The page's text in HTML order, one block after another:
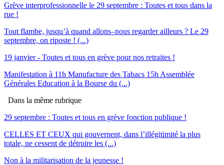
Grève interprofessionnelle le 29 septembre : Toutes et tous dans la
rue !
Tout flambe, jusqu’à quand allons–nous regarder ailleurs ? Le 29
septembre, on riposte ! (...)
19 janvier - Toutes et tous en grève pour nos retraites !
Manifestation à 11h Manufacture des Tabacs 15h Assemblée
Générales Education à la Bourse du (...)
Dans la même rubrique
29 septembre : Toutes et tous en grève fonction publique !
CELLES ET CEUX qui gouvernent, dans l’illégitimité la plus
totale, ne cessent de détruire les (...)
Non à la militarisation de la jeunesse !